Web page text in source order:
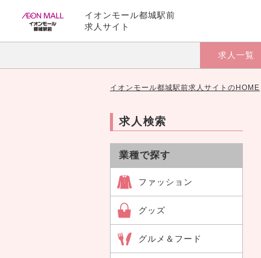
イオンモール都城駅前
求人サイト
求人一覧
イオンモール都城駅前求人サイトのHOME
求人検索
業種で探す
ファッション
グッズ
グルメ＆フード